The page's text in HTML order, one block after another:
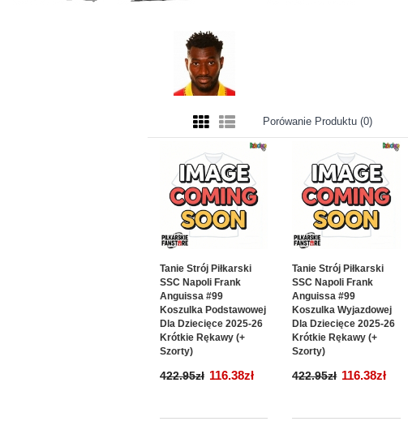
Porówanie Produktu (0)
Tanie Strój Piłkarski
SSC Napoli Frank
Anguissa #99
Koszulka Podstawowej
Dla Dziecięce 2025-26
Krótkie Rękawy (+
Szorty)
422.95zł 116.38zł
Tanie Strój Piłkarski
SSC Napoli Frank
Anguissa #99
Koszulka Wyjazdowej
Dla Dziecięce 2025-26
Krótkie Rękawy (+
Szorty)
422.95zł 116.38zł